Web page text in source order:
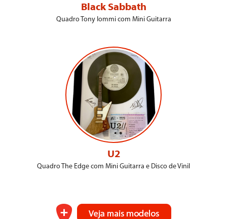
Black Sabbath
Quadro Tony Iommi com Mini Guitarra
U2
Quadro The Edge com Mini Guitarra e Disco de Vinil